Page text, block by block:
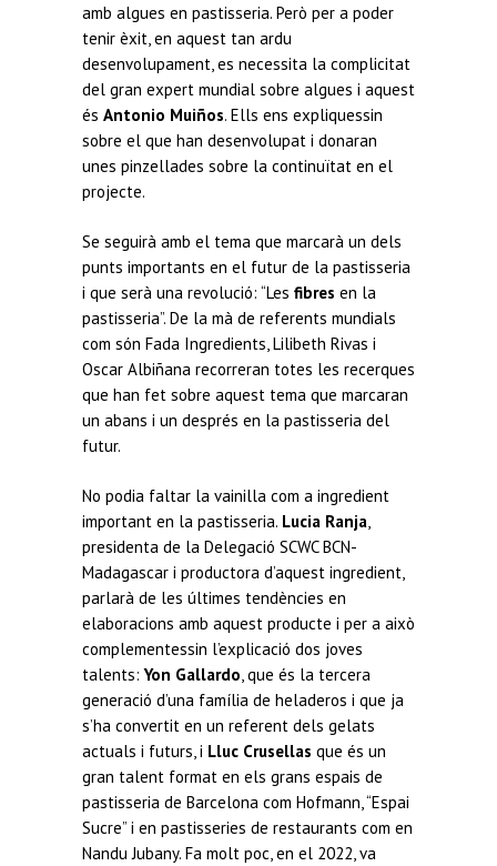
amb algues en pastisseria. Però per a poder
tenir èxit, en aquest tan ardu
desenvolupament, es necessita la complicitat
del gran expert mundial sobre algues i aquest
és Antonio Muiños. Ells ens expliquessin
sobre el que han desenvolupat i donaran
unes pinzellades sobre la continuïtat en el
projecte.
Se seguirà amb el tema que marcarà un dels
punts importants en el futur de la pastisseria
i que serà una revolució: “Les fibres en la
pastisseria”. De la mà de referents mundials
com són Fada Ingredients, Lilibeth Rivas i
Oscar Albiñana recorreran totes les recerques
que han fet sobre aquest tema que marcaran
un abans i un després en la pastisseria del
futur.
No podia faltar la vainilla com a ingredient
important en la pastisseria. Lucia Ranja,
presidenta de la Delegació SCWC BCN-
Madagascar i productora d’aquest ingredient,
parlarà de les últimes tendències en
elaboracions amb aquest producte i per a això
complementessin l’explicació dos joves
talents:Yon Gallardo, que és la tercera
generació d’una família de heladeros i que ja
s’ha convertit en un referent dels gelats
actuals i futurs, i Lluc Crusellas que és un
gran talent format en els grans espais de
pastisseria de Barcelona com Hofmann, “Espai
Sucre” i en pastisseries de restaurants com en
Nandu Jubany. Fa molt poc, en el 2022, va